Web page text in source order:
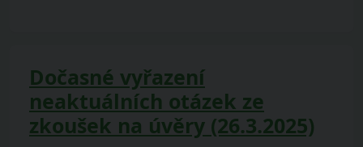
Dočasné vyřazení
neaktuálních otázek ze
zkoušek na úvěry (26.3.2025)